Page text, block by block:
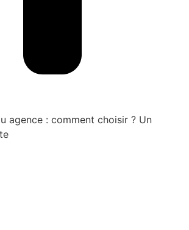
agence : comment choisir ? Un